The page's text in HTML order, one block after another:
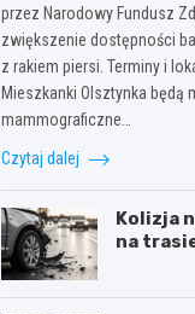
przez Narodowy Fundusz
zwiększenie dostępności
z rakiem piersi. Terminy i
Mieszkanki Olsztynka będą
mammograficzne…
Czytaj dalej
Kolizja
na